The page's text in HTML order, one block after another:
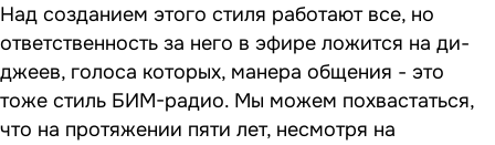
Над созданием этого стиля работают все, но
ответственность за него в эфире ложится на ди-
джеев, голоса которых, манера общения - это
тоже стиль БИМ-радио. Мы можем похвастаться,
что на протяжении пяти лет, несмотря на